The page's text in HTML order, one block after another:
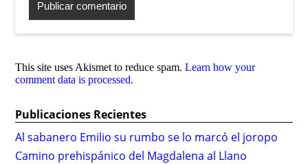
This site uses Akismet to reduce spam.Learn how your
comment data is processed.
Publicaciones Recientes
Al sabanero Emilio su rumbo se lo marcó el joropo
Camino prehispánico del Magdalena al Llano